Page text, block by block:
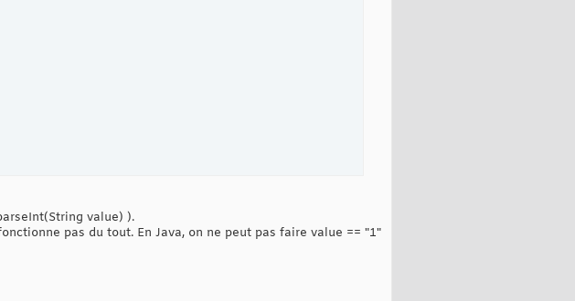
value) ).
pas du tout. En Java, on ne peut pas faire value == "1"